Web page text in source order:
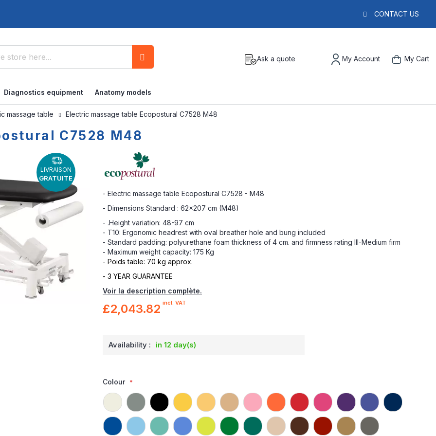
CONTACT US
Ask a quote My Account My Cart
Diagnostics equipment Anatomy models
massage table Electric massage table Ecopostural C7528 M48
C7528 M48
- Electric massage table Ecopostural C7528 - M48
- Dimensions Standard : 62x207 cm (M48)
- .Height variation: 48-97 cm
- T10: Ergonomic headrest with oval breather hole and bung included
- Standard padding: polyurethane foam thickness of 4 cm. and firmness rating III-Medium firm
- Maximum weight capacity: 175 Kg
- Poids table: 70 kg approx.
- 3 YEAR GUARANTEE
Voir la description complète.
£2,043.82 incl. VAT
Availability : in 12 day(s)
Colour
LIVRAISON
GRATUITE